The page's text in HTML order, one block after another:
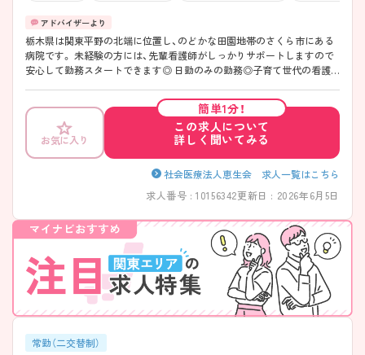
栃木県は関東平野の北端に位置し、のどかな田園地帯のさくら市にある
病院です。 未経験の方には、先輩看護師がしっかりサポートしますので
安心して勤務スタートできます◎ 日勤のみの勤務◎子育て世代の看護
お気に入り
簡単1分！
この求人について
詳しく聞いてみる
社会医療法人恵生会 求人一覧はこちら
求人番号 : 10156342更新日 : 2026年6月5日
常勤（二交替制）